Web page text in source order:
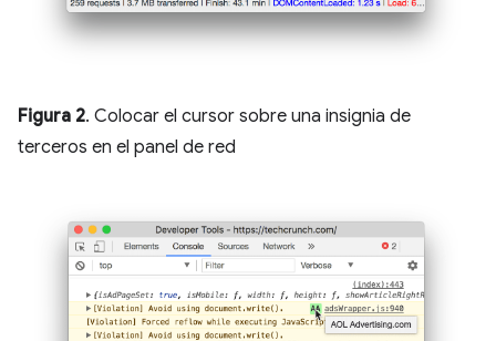
Figura 2. Colocar el cursor sobre una insignia de
terceros en el panel de red